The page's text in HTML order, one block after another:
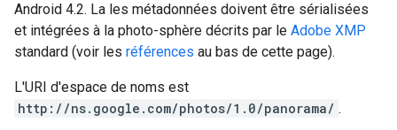
Android 4.2. La les métadonnées doivent être sérialisées
et intégrées à la photo-sphère décrits par le Adobe XMP
standard (voir les références au bas de cette page).
L'URI d'espace de noms est
http://ns.google.com/photos/1.0/panorama/ .